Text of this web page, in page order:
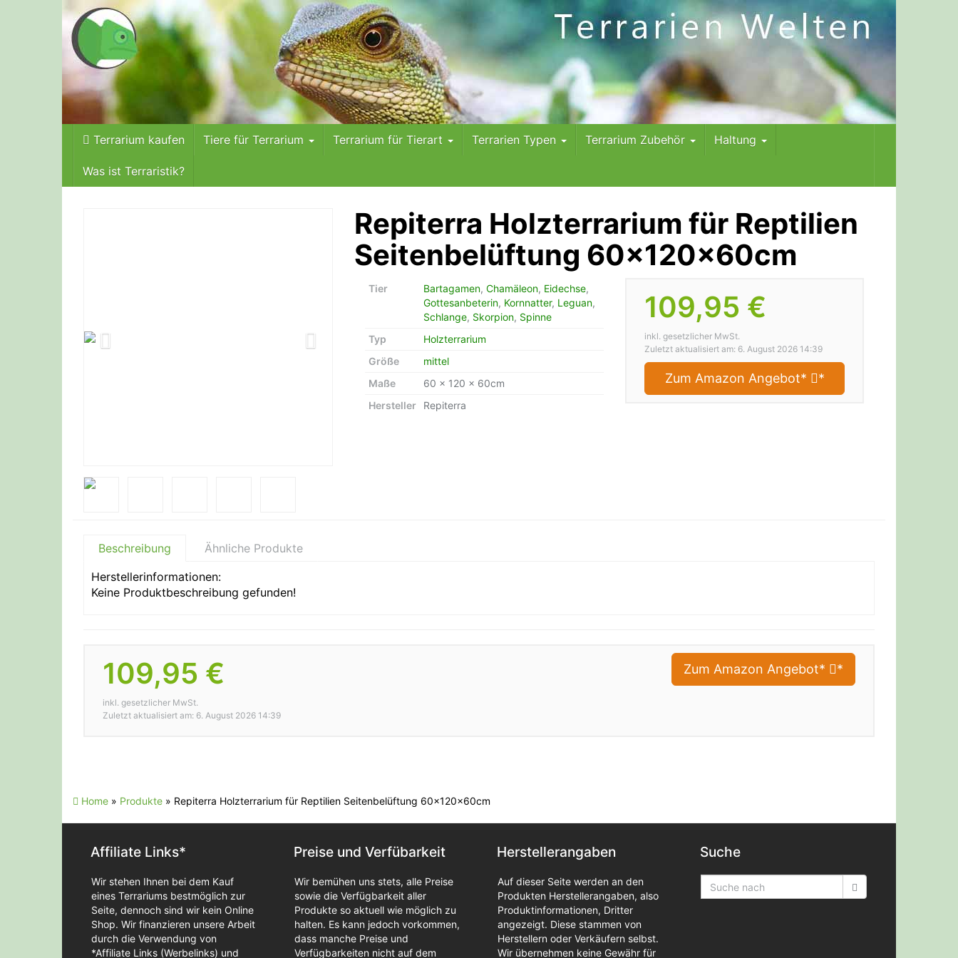
Terrarium kaufen Tiere für Terrarium Terrarium für Tierart Terrarien Typen Terrarium Zubehör Haltung
Was ist Terraristik?
Repiterra Holzterrarium für Reptilien
Seitenbelüftung 60x120x60cm
109,95 €
inkl. gesetzlicher MwSt.
Zuletzt aktualisiert am: 6. August 2026 14:39
Zum Amazon Angebot* *
Tier Bartagamen, Chamäleon, Eidechse,
Gottesanbeterin, Kornnatter, Leguan,
Schlange, Skorpion, Spinne
Typ
Holzterrarium
Größe
mittel
Maße
60 x 120 x 60cm
Hersteller
Repiterra
Beschreibung
Ähnliche Produkte
Herstellerinformationen:
Keine Produktbeschreibung gefunden!
109,95 €
inkl. gesetzlicher MwSt.
Zuletzt aktualisiert am: 6. August 2026 14:39
Zum Amazon Angebot* *
Home » Produkte » Repiterra Holzterrarium für Reptilien Seitenbelüftung 60x120x60cm
Affiliate Links*
Wir stehen Ihnen bei dem Kauf
eines Terrariums bestmöglich zur
Seite, dennoch sind wir kein Online
Shop. Wir finanzieren unsere Arbeit
durch die Verwendung von
*Affiliate Links (Werbelinks) und
Preise und Verfübarkeit
Wir bemühen uns stets, alle Preise
sowie die Verfügbarkeit aller
Produkte so aktuell wie möglich zu
halten. Es kann jedoch vorkommen,
dass manche Preise und
Verfügbarkeiten nicht auf dem
Herstellerangaben
Auf dieser Seite werden an den
Produkten Herstellerangaben, also
Produktinformationen, Dritter
angezeigt. Diese stammen von
Herstellern oder Verkäufern selbst.
Wir übernehmen keine Gewähr für
Suche